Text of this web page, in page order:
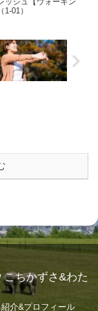
01）
こちかずさ&わた
紹介&プロフィール